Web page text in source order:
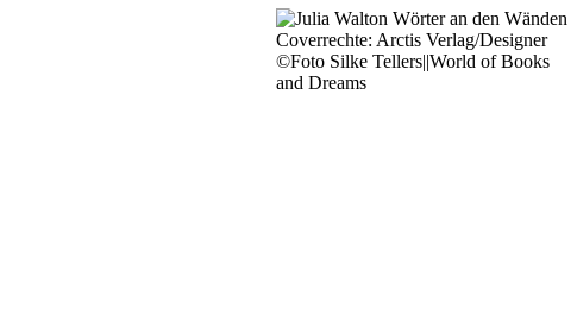
Coverrechte: Arctis Verlag/Designer
©Foto Silke Tellers||World of Books
and Dreams